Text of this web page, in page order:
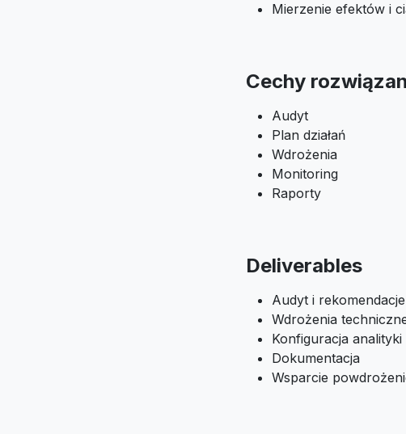
Mierzenie efektów i
Cechy
Audyt
Plan działań
Wdrożenia
Monitoring
Raporty
Deliverables
Audyt i rekomendacje
Wdrożenia
Konfiguracja analityki
Dokumentacja
Wsparcie